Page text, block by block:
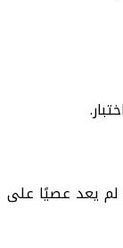
لم يعد عصيًا على